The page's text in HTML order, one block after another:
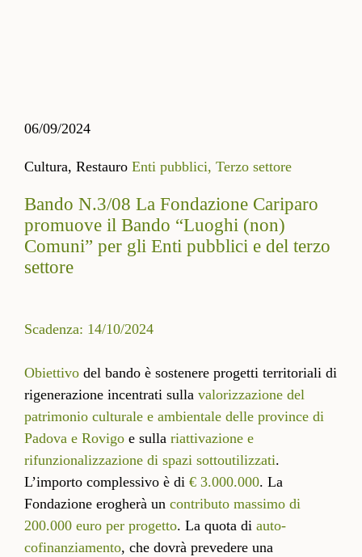
06/09/2024
Cultura, Restauro Enti pubblici, Terzo settore
Bando N.3/08 La Fondazione Cariparo
promuove il Bando “Luoghi (non)
Comuni” per gli Enti pubblici e del terzo
settore
Scadenza: 14/10/2024
Obiettivo del bando è sostenere progetti territoriali di
rigenerazione incentrati sulla valorizzazione del
patrimonio culturale e ambientale delle province di
Padova e Rovigo e sulla riattivazione e
rifunzionalizzazione di spazi sottoutilizzati.
L’importo complessivo è di € 3.000.000. La
Fondazione erogherà un contributo massimo di
200.000 euro per progetto. La quota di auto-
cofinanziamento, che dovrà prevedere una